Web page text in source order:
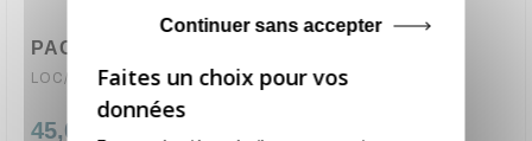
PACK LUMIERE BOULE A FACETTE
LOC/PACK-BOULE50
45,00 €
Continuer sans accepter